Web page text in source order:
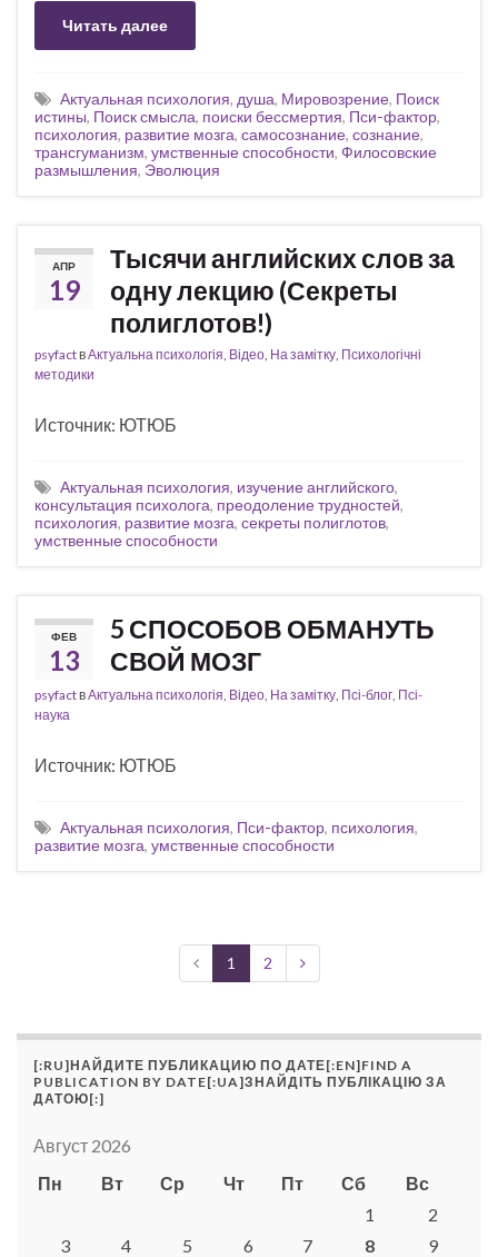
Читать далее
Актуальная психология, душа, Мировозрение, Поиск
истины, Поиск смысла, поиски бессмертия, Пси-фактор,
психология, развитие мозга, самосознание, сознание,
трансгуманизм, умственные способности, Филосовские
размышления, Эволюция
АПР
19
Тысячи английских слов за
одну лекцию (Секреты
полиглотов!)
psyfactвАктуальна психологія Відео На замітку Психологічні
методики
Источник: ЮТЮБ
Актуальная психология, изучение английского,
консультация психолога, преодоление трудностей,
психология, развитие мозга, секреты полиглотов,
умственные способности
ФЕВ
13
5 СПОСОБОВ ОБМАНУТЬ
СВОЙ МОЗГ
psyfactвАктуальна психологія Відео На замітку Псі-блог Псі-
наука
Источник: ЮТЮБ
Актуальная психология, Пси-фактор, психология,
развитие мозга, умственные способности
1 2
[:RU]НАЙДИТЕ ПУБЛИКАЦИЮ ПО ДАТЕ[:EN]FIND A
PUBLICATION BY DATE[:UA]ЗНАЙДІТЬ ПУБЛІКАЦІЮ ЗА
ДАТОЮ[:]
Август 2026
Пн
Вт Ср Чт Пт Сб
Вс
1
2
3
4 5 6 7 8
9